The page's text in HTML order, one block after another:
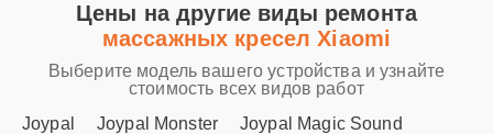
Цены на другие виды ремонта
массажных кресел Xiaomi
Выберите модель вашего устройства и узнайте
стоимость всех видов работ
Joypal
Joypal Monster
Joypal Magic Sound